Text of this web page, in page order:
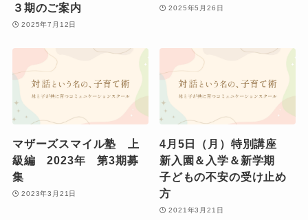
３期のご案内
2025年7月12日
2025年5月26日
マザーズスマイル塾 上
級編 2023年 第3期募
集
2023年3月21日
4月5日（月）特別講座
新入園＆入学＆新学期
子どもの不安の受け止め
方
2021年3月21日